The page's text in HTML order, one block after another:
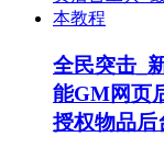
全民突击_
能GM网页
授权物品后